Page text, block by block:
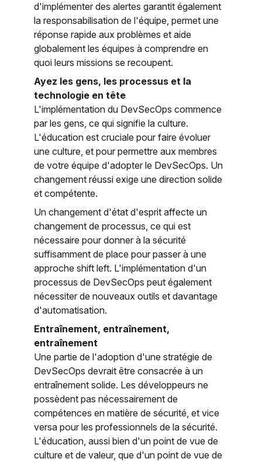
d'implémenter des alertes garantit également
la responsabilisation de l'équipe, permet une
réponse rapide aux problèmes et aide
globalement les équipes à comprendre en
quoi leurs missions se recoupent.
Ayez les gens, les processus et la
technologie en tête
L'implémentation du DevSecOps commence
par les gens, ce qui signifie la culture.
L'éducation est cruciale pour faire évoluer
une culture, et pour permettre aux membres
de votre équipe d'adopter le DevSecOps. Un
changement réussi exige une direction solide
et compétente.
Un changement d'état d'esprit affecte un
changement de processus, ce qui est
nécessaire pour donner à la sécurité
suffisamment de place pour passer à une
approche shift left. L'implémentation d'un
processus de DevSecOps peut également
nécessiter de nouveaux outils et davantage
d'automatisation.
Entraînement, entraînement,
entraînement
Une partie de l'adoption d'une stratégie de
DevSecOps devrait être consacrée à un
entraînement solide. Les développeurs ne
possèdent pas nécessairement de
compétences en matière de sécurité, et vice
versa pour les professionnels de la sécurité.
L'éducation, aussi bien d'un point de vue de
culture et de valeur, que d'un point de vue de